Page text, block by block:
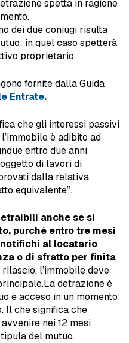
spetta in ragione
dei due coniugi risulta
in quel caso spetterà
proprietario.
fornite dalla Guida
Entrate.
che gli interessi passivi
è adibito ad
entro due anni
di lavori di
dalla relativa
equivalente”.
anche se si
purchè entro tre mesi
notifichi al locatario
o di sfratto per finita
l’immobile deve
detrazione è
è acceso in un momento
Il che significa che
nei 12 mesi
del mutuo.